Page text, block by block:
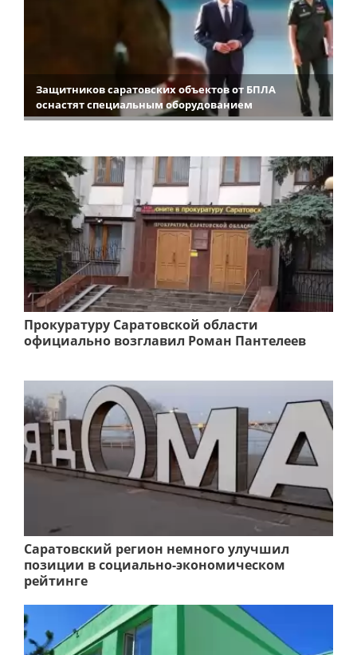
Защитников саратовских объектов от БПЛА
оснастят специальным оборудованием
Прокуратуру Саратовской области
официально возглавил Роман Пантелеев
Саратовский регион немного улучшил
позиции в социально-экономическом
рейтинге